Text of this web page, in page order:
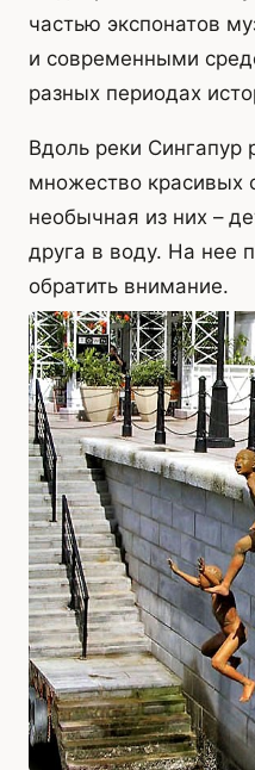
частью экспонатов
и современными
разных периодах
Вдоль реки Сингапур
множество красивых
необычная из них –
друга в воду. На нее
обратить внимание.